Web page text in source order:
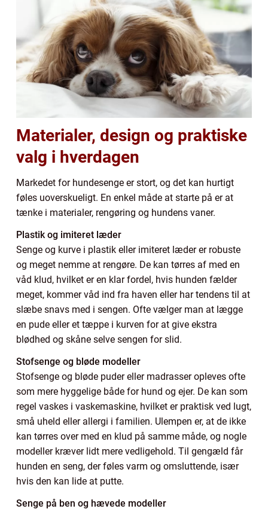
Materialer, design og praktiske
valg i hverdagen
Markedet for hundesenge er stort, og det kan hurtigt
føles uoverskueligt. En enkel måde at starte på er at
tænke i materialer, rengøring og hundens vaner.
Plastik og imiteret læder
Senge og kurve i plastik eller imiteret læder er robuste
og meget nemme at rengøre. De kan tørres af med en
våd klud, hvilket er en klar fordel, hvis hunden fælder
meget, kommer våd ind fra haven eller har tendens til at
slæbe snavs med i sengen. Ofte vælger man at lægge
en pude eller et tæppe i kurven for at give ekstra
blødhed og skåne selve sengen for slid.
Stofsenge og bløde modeller
Stofsenge og bløde puder eller madrasser opleves ofte
som mere hyggelige både for hund og ejer. De kan som
regel vaskes i vaskemaskine, hvilket er praktisk ved lugt,
små uheld eller allergi i familien. Ulempen er, at de ikke
kan tørres over med en klud på samme måde, og nogle
modeller kræver lidt mere vedligehold. Til gengæld får
hunden en seng, der føles varm og omsluttende, især
hvis den kan lide at putte.
Senge på ben og hævede modeller